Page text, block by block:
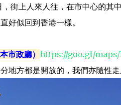
街上人來人往，在市中心的其
似回到香港一樣。
市政廳） https://goo.gl/maps/
地方都是開放的，我們亦隨性走